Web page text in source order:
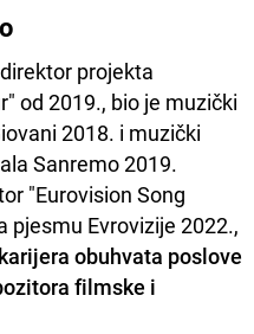
projekta
od 2019., bio je muzički
2018. i muzički
Sanremo 2019.
"Eurovision Song
pjesmu Evrovizije 2022.,
obuhvata poslove
filmske i